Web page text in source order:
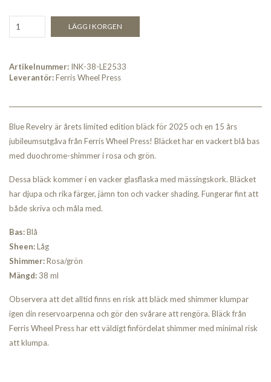
LÄGG I KORGEN
Artikelnummer: INK-38-LE2533
Leverantör:Ferris Wheel Press
Blue Revelry är årets limited edition bläck för 2025 och en 15 års
jubileumsutgåva från Ferris Wheel Press! Bläcket har en vackert blå bas
med duochrome-shimmer i rosa och grön.
Dessa bläck kommer i en vacker glasflaska med mässingskork. Bläcket
har djupa och rika färger, jämn ton och vacker shading. Fungerar fint att
både skriva och måla med.
Bas:Blå
Sheen:Låg
Shimmer:Rosa/grön
Mängd: 38 ml
Observera att det alltid finns en risk att bläck med shimmer klumpar
igen din reservoarpenna och gör den svårare att rengöra. Bläck från
Ferris Wheel Press har ett väldigt finfördelat shimmer med minimal risk
att klumpa.